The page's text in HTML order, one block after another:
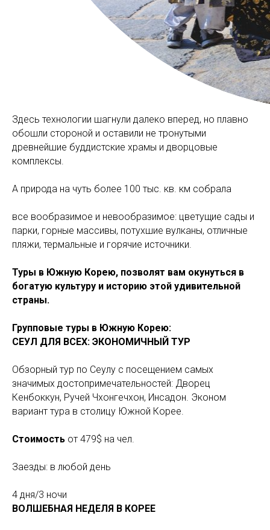
Здесь технологии шагнули далеко вперед, но плавно
обошли стороной и оставили не тронутыми
древнейшие буддистские храмы и дворцовые
комплексы.
А природа на чуть более 100 тыс. кв. км собрала
все вообразимое и невообразимое: цветущие сады и
парки, горные массивы, потухшие вулканы, отличные
пляжи, термальные и горячие источники.
Туры в Южную Корею, позволят вам окунуться в
богатую культуру и историю этой удивительной
страны.
Групповые туры в Южную Корею:
СЕУЛ ДЛЯ ВСЕХ: ЭКОНОМИЧНЫЙ ТУР
Обзорный тур по Сеулу с посещением самых
значимых достопримечательностей: Дворец
Кенбоккун, Ручей Чхонгечхон, Инсадон. Эконом
вариант тура в столицу Южной Корее.
Стоимость от 479$ на чел.
Заезды: в любой день
4 дня/3 ночи
ВОЛШЕБНАЯ НЕДЕЛЯ В КОРЕЕ